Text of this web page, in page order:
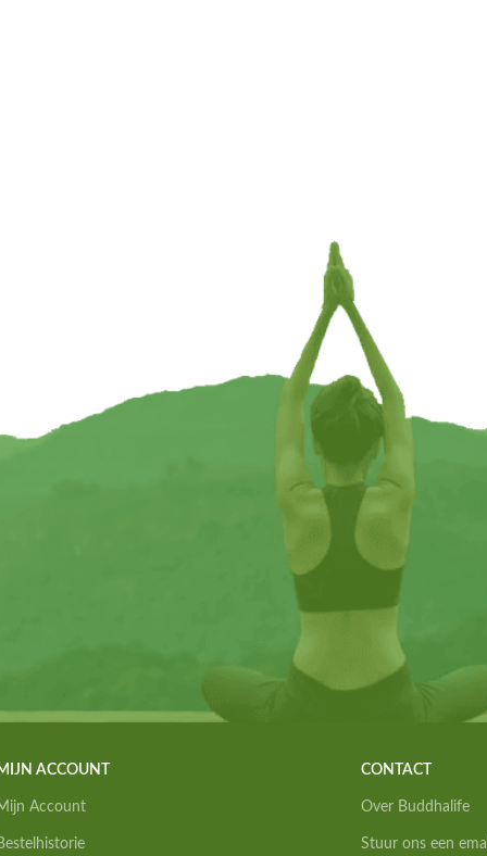
ACCOUNT
Account
CONTACT
Over Buddhalife
Stuur ons een